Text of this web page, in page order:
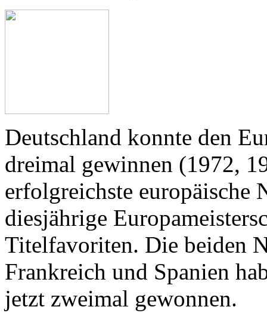
Deutschland konnte den
dreimal gewinnen (1972,
erfolgreichste europäische
diesjährige
Titelfavoriten. Die beiden
Frankreich und Spanien
jetzt zweimal gewonnen.